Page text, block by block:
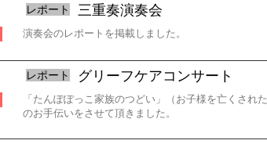
三重奏演奏会
レポート
​演奏会のレポートを掲載しました。
グリーフケアコンサート
レポート
「たんぽぽっこ家族のつどい」（お子様を亡くされ
のお手伝いをさせて頂きました。